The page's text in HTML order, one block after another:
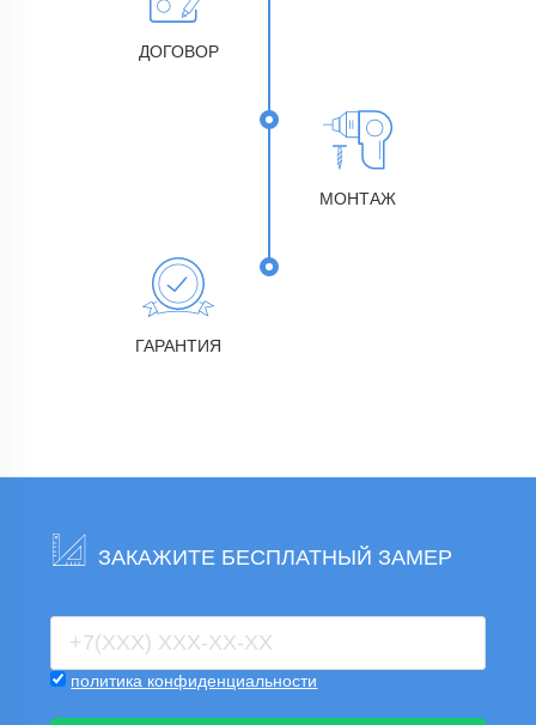
ДОГОВОР
МОНТАЖ
ГАРАНТИЯ
ЗАКАЖИТЕ БЕСПЛАТНЫЙ ЗАМЕР
политика конфиденциальности